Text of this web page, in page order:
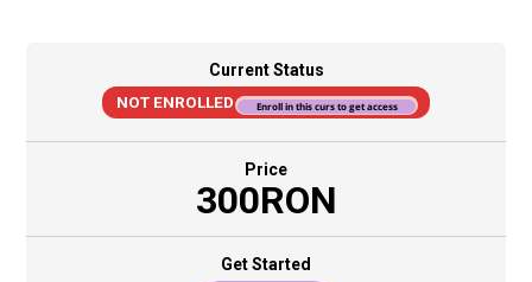
Current Status
NOT ENROLLED
Enroll in this curs to get access
Price
300RON
Get Started